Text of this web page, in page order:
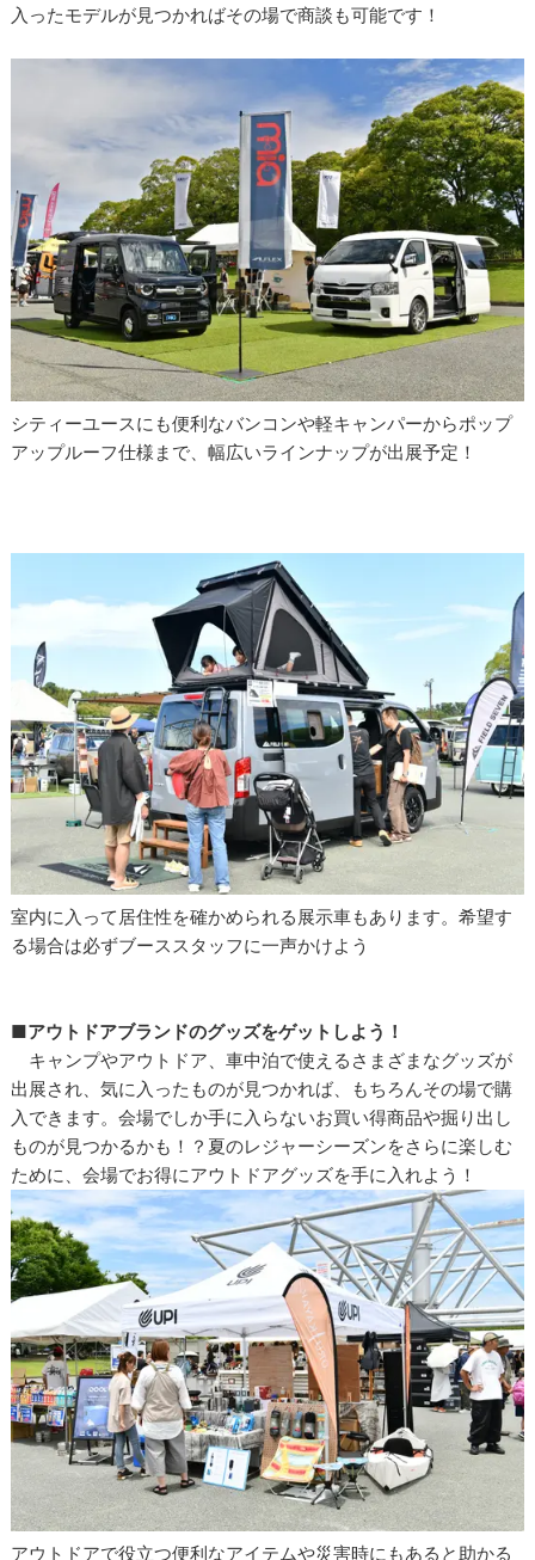
入ったモデルが見つかればその場で商談も可能です！
シティーユースにも便利なバンコンや軽キャンパーからポップ
アップルーフ仕様まで、幅広いラインナップが出展予定！
室内に入って居住性を確かめられる展示車もあります。希望す
る場合は必ずブーススタッフに一声かけよう
■アウトドアブランドのグッズをゲットしよう！
キャンプやアウトドア、車中泊で使えるさまざまなグッズが
出展され、気に入ったものが見つかれば、もちろんその場で購
入できます。会場でしか手に入らないお買い得商品や掘り出し
ものが見つかるかも！？夏のレジャーシーズンをさらに楽しむ
ために、会場でお得にアウトドアグッズを手に入れよう！
アウトドアで役立つ便利なアイテムや災害時にもあると助かる